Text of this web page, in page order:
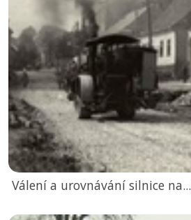
Válení a urovnávání silnice na...